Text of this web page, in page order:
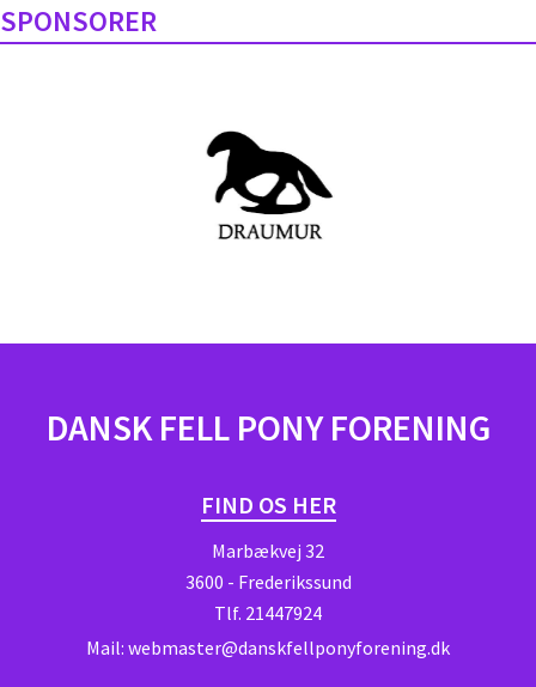
SPONSORER
DANSK FELL PONY FORENING
FIND OS HER
Marbækvej 32
3600 - Frederikssund
Tlf. 21447924
Mail: webmaster@danskfellponyforening.dk